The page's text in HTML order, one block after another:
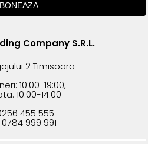
Company S.R.L.
2 Timisoara
10:00-19:00,
10:00-14:00
455 555
999 991